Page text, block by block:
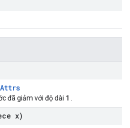
Attrs
đã giảm với độ dài 1
x)